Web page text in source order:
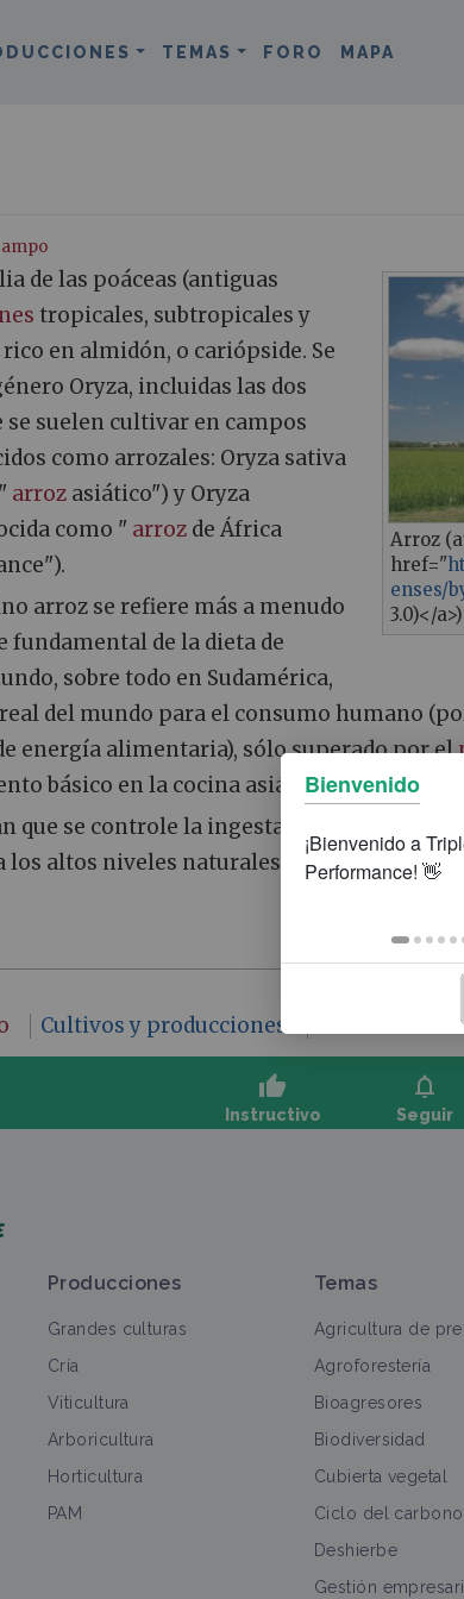
TEMAS FORO MAPA
Arroz
href="
enses/
3.0)</a>)
de las poáceas (antiguas
tropicales, subtropicales y
en almidón, o cariópside. Se
Oryza, incluidas las dos
se suelen cultivar en campos
como arrozales: Oryza sativa
arroz asiático") y Oryza
como " arroz de África
arroz se refiere más a menudo
fundamental de la dieta de
sobre todo en Sudamérica,
del mundo para el consumo humano
energía alimentaria), sólo superado por el
básico en la cocina asiática, china, india
que se controle la ingesta de arroz en la
los altos niveles naturales de arsénico que
Cultivos y producciones Grandes
thumb_up
Instructivo
notifications
Seguir
Todo Portal temático Hoja
Cultivos
Portal temático
Producciones
Grandes culturas
Cría
Viticultura
Arboricultura
Horticultura
PAM
Temas
Agricultura de
Agroforestería
Bioagresores
Biodiversidad
Cubierta vegetal
Ciclo del carbono
Deshierbe
Gestión
Bienvenido